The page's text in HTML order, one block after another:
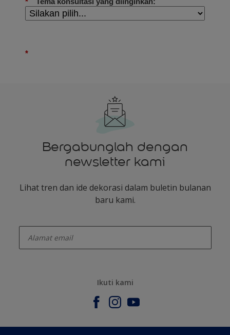
Bergabunglah dengan
newsletter kami
Lihat tren dan ide dekorasi dalam buletin bulanan
baru kami.
Ikuti kami